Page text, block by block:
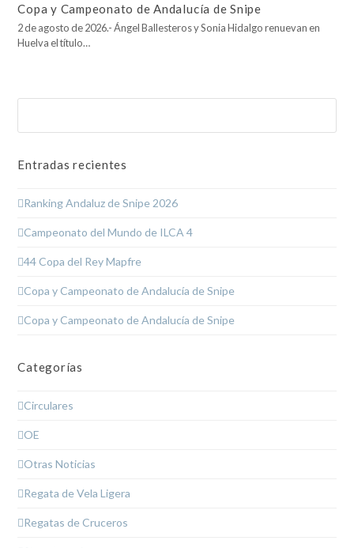
Copa y Campeonato de Andalucía de Snipe
2 de agosto de 2026.- Ángel Ballesteros y Sonia Hidalgo renuevan en
Huelva el título…
Entradas recientes
Ranking Andaluz de Snipe 2026
Campeonato del Mundo de ILCA 4
44 Copa del Rey Mapfre
Copa y Campeonato de Andalucía de Snipe
Copa y Campeonato de Andalucía de Snipe
Categorías
Circulares
OE
Otras Noticias
Regata de Vela Ligera
Regatas de Cruceros